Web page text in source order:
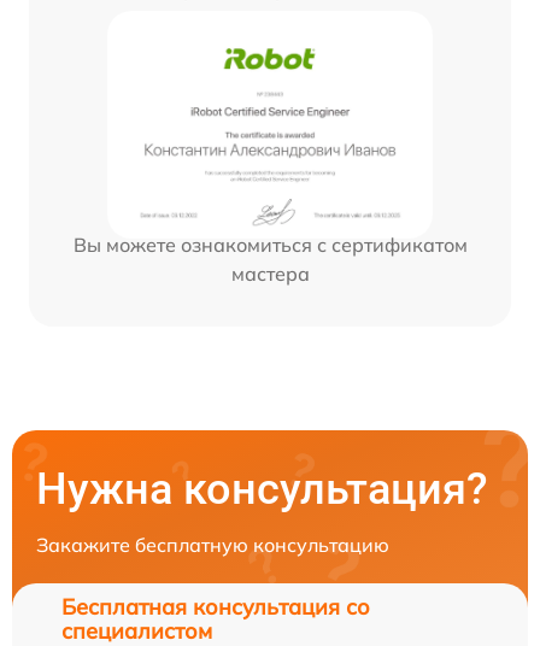
Вы можете ознакомиться с сертификатом
мастера
Нужна консультация?
Закажите бесплатную консультацию
Бесплатная консультация со
специалистом